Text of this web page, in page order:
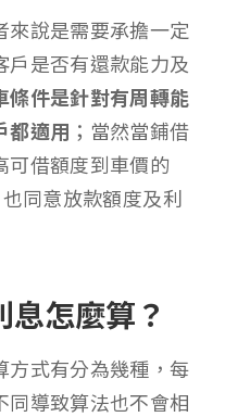
來說是需要承擔一定
戶是否有還款能力及
條件是針對有周轉能
都適用 ；當然當鋪借
可借額度到車價的
同意放款額度及利
怎麼算？
方式有分為幾種，每
同導致算法也不會相